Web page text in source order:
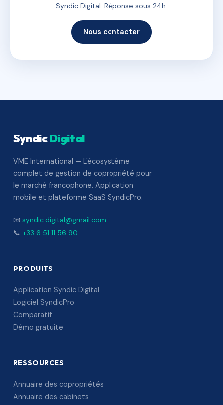
Syndic Digital. Réponse sous 24h.
Nous contacter
SyndicDigital
VME International — L'écosystème
complet de gestion de copropriété pour
le marché francophone. Application
mobile et plateforme SaaS SyndicPro.
📧 syndic.digital@gmail.com
📞 +33 6 51 11 56 90
PRODUITS
Application Syndic Digital
Logiciel SyndicPro
Comparatif
Démo gratuite
RESSOURCES
Annuaire des copropriétés
Annuaire des cabinets